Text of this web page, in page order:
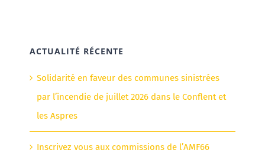
ACTUALITÉ RÉCENTE
Solidarité en faveur des communes sinistrées
par l’incendie de juillet 2026 dans le Conflent et
les Aspres
Inscrivez vous aux commissions de l’AMF66